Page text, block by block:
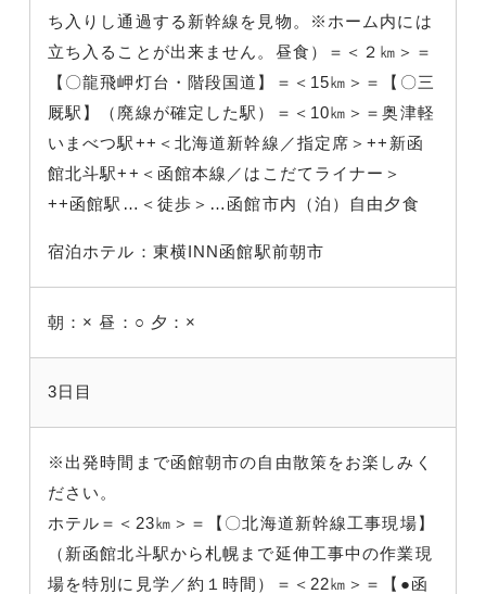
ち入りし通過する新幹線を見物。※ホーム内には
立ち入ることが出来ません。昼食 ）＝＜２㎞＞＝
【〇龍飛岬灯台・階段国道】
＝＜15㎞＞＝【〇三
厩駅】（廃線が確定した駅 ）＝＜10㎞＞＝奥津軽
いまべつ駅++＜北海道新幹線／指定席 ＞++新函
館北斗駅++＜函館本線／はこだてライナー ＞
++函館駅…＜徒歩＞…函館市内（泊）自由夕食
宿泊ホテル：東横INN函館駅前朝市
朝：× 昼：○ 夕：×
3日目
※出発時間まで函館朝市の自由散策をお楽しみく
ださい。
ホテル ＝＜23㎞＞＝【〇北海道新幹線工事現場】
（新函館北斗駅から札幌まで延伸工事中の作業現
場を特別に見学／約１時間 ）＝＜22㎞＞＝【●函